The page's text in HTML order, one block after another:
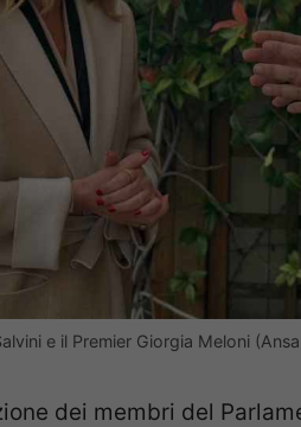
e il Premier Giorgia Meloni
dei membri del